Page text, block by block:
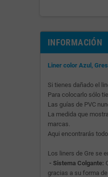
INFORMACIÓN
Liner color Azul,
Si tienes dañado el
Para colocarlo sólo
Las guías de PVC
La medida que
marcas.
Aqui encontrarás
Los liners de Gre se
- Sistema Colgante:
gracias a su forma de